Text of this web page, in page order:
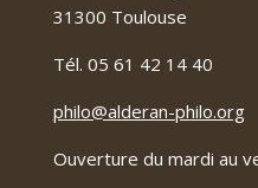
31300 Toulouse
Tél. 05 61 42 14 40
philo@alderan-philo.org
Ouverture du mardi au